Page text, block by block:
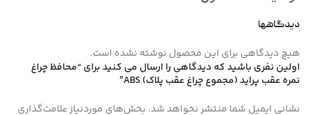
دیدگاهها
هیچ دیدگاهی برای این محصول نوشته نشده است.
اولین نفری باشید که دیدگاهی را ارسال می کنید برای “محافظ چراغ
نمره عقب پراید (مجموع چراغ عقب پلاک) ABS”
نشانی ایمیل شما منتشر نخواهد شد. بخش‌های موردنیاز علامت‌گذاری